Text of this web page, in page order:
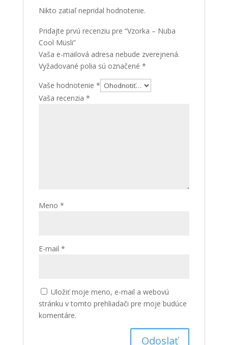
Nikto zatiaľ nepridal hodnotenie.
Pridajte prvú recenziu pre “Vzorka – Nuba
Cool Müsli”
Vaša e-mailová adresa nebude zverejnená.
Vyžadované polia sú označené *
Vaše hodnotenie *
Vaša recenzia *
Meno *
E-mail *
Uložiť moje meno, e-mail a webovú
stránku v tomto prehliadači pre moje budúce
komentáre.